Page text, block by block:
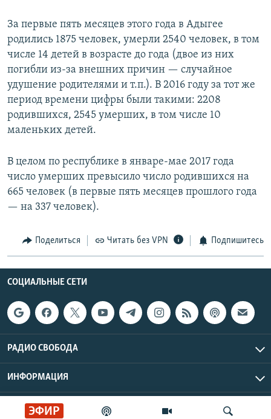
ЭФИР
За первые пять месяцев этого года в Адыгее
родились 1875 человек, умерли 2540 человек, в том
числе 14 детей в возрасте до года (двое из них
погибли из-за внешних причин — случайное
удушение родителями и т.п.). В 2016 году за тот же
период времени цифры были такими: 2208
родившихся, 2545 умерших, в том числе 10
маленьких детей.
В целом по республике в январе-мае 2017 года
число умерших превысило число родившихся на
665 человек (в первые пять месяцев прошлого года
— на 337 человек).
Поделиться Читать без VPN Подпишитесь
СОЦИАЛЬНЫЕ СЕТИ
РАДИО СВОБОДА
ИНФОРМАЦИЯ
Радио Свобода © 2026 RFE/RL, Inc. | Все права защищены.